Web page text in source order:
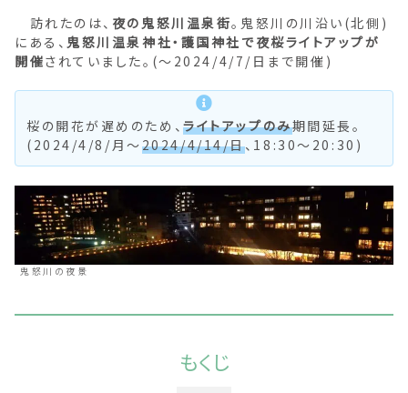
訪れたのは、 夜の鬼怒川温泉街。鬼怒川の川沿い(北側)
にある、鬼怒川温泉神社・護国神社で夜桜ライトアップが
開催されていました。(～2024/4/7/日まで開催)
桜の開花が遅めのため、ライトアップのみ期間延長。
(2024/4/8/月～2024/4/14/日、18:30～20:30)
鬼怒川の夜景
もくじ